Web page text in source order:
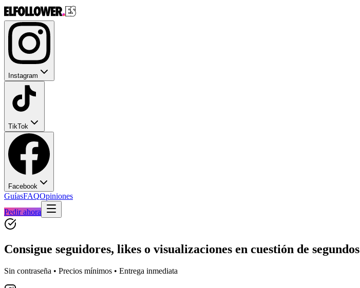
Instagram
TikTok
Facebook
GuíasFAQOpiniones
Pedir ahora
Consigue seguidores, likes o visualizaciones en cuestión de segundos
Sin contraseña • Precios mínimos • Entrega inmediata